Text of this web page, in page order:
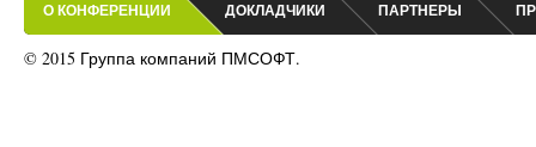
О КОНФЕРЕНЦИИ ДОКЛАДЧИКИ ПАРТНЕРЫ
© 2015 Группа компаний ПМСОФТ.